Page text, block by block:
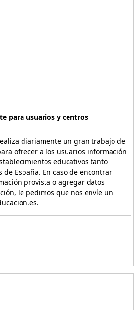
para usuarios y centros
diariamente un gran trabajo de
ofrecer a los usuarios información
educativos tanto
de España. En caso de encontrar
provista o agregar datos
le pedimos que nos envíe un